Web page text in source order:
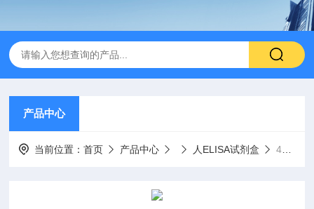
产品中心
当前位置：首页 产品中心 人ELISA试剂盒 48T./96T人血浆纤维连接蛋白（pFN）ELISA试剂盒